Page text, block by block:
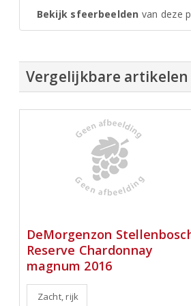
Bekijk sfeerbeelden van deze
Vergelijkbare artikelen
DeMorgenzon
Reserve Chardonnay
magnum 2016
Zacht, rijk